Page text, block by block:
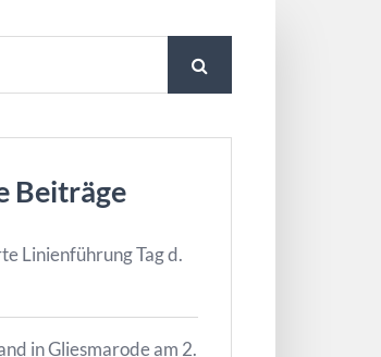
Beiträge
Linienführung Tag d.
in Gliesmarode am 2.